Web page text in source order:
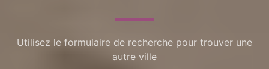
Utilisez le formulaire de recherche pour trouver une
autre ville